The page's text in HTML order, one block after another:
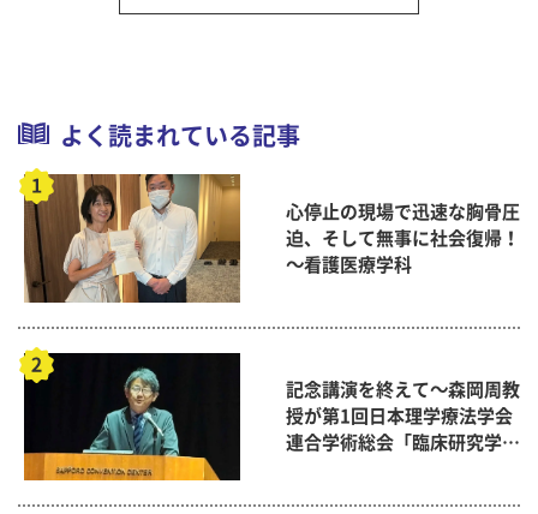
よく読まれている記事
心停止の現場で迅速な胸骨圧
迫、そして無事に社会復帰！
～看護医療学科
記念講演を終えて～森岡周教
授が第1回日本理学療法学会
連合学術総会「臨床研究学術